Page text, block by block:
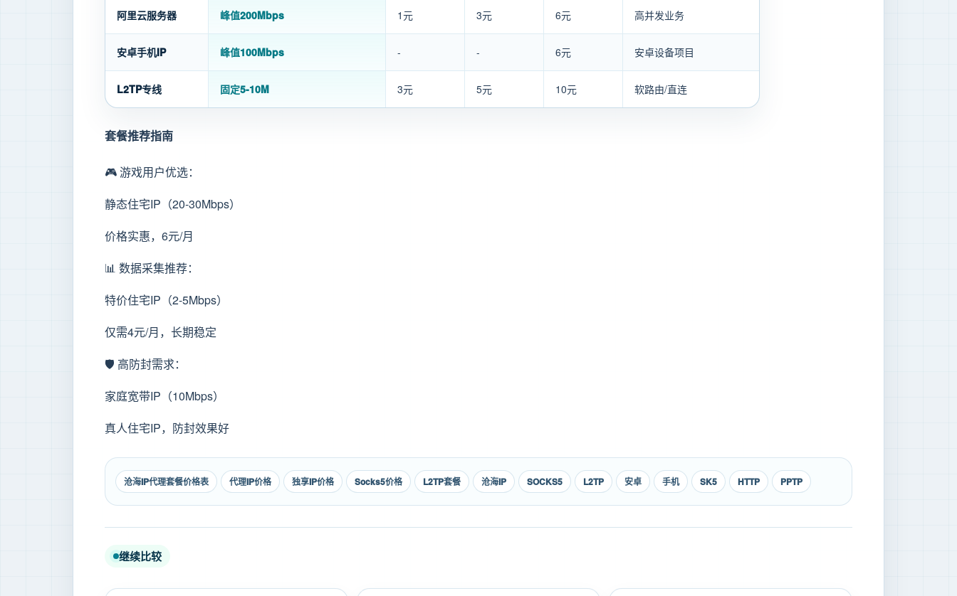
阿里云服务器 峰值200Mbps 1元 3元 6元 高并发业务
安卓手机IP 峰值100Mbps - - 6元 安卓设备项目
L2TP专线 固定5-10M 3元 5元 10元 软路由/直连
套餐推荐指南
🎮 游戏用户优选：
静态住宅IP（20-30Mbps）
价格实惠，6元/月
📊 数据采集推荐：
特价住宅IP（2-5Mbps）
仅需4元/月，长期稳定
🛡️ 高防封需求：
家庭宽带IP（10Mbps）
真人住宅IP，防封效果好
沧海IP代理套餐价格表 代理IP价格 独享IP价格 Socks5价格 L2TP套餐 沧海IP SOCKS5 L2TP 安卓 手机 SK5 HTTP PPTP
继续比较